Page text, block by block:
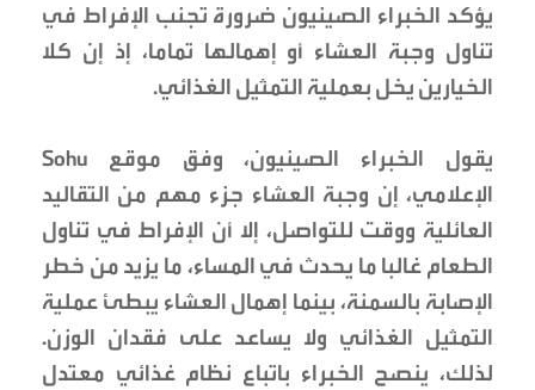
يؤكد الخبراء الصينيون ضرورة تجنب الإفراط في
تناول وجبة العشاء أو إهمالها تماما، إذ إن كلا
الخيارين يخل بعملية التمثيل الغذائي.
يقول الخبراء الصينيون، وفق موقع Sohu
الإعلامي، إن وجبة العشاء جزء مهم من التقاليد
العائلية ووقت للتواصل، إلا أن الإفراط في تناول
الطعام غالبا ما يحدث في المساء، ما يزيد من خطر
الإصابة بالسمنة، بينما إهمال العشاء يبطئ عملية
التمثيل الغذائي ولا يساعد على فقدان الوزن.
لذلك، ينصح الخبراء باتباع نظام غذائي معتدل